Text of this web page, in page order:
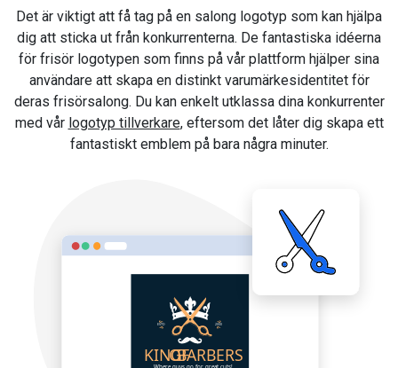
Det är viktigt att få tag på en salong logotyp som kan hjälpa
dig att sticka ut från konkurrenterna. De fantastiska idéerna
för frisör logotypen som finns på vår plattform hjälper sina
användare att skapa en distinkt varumärkesidentitet för
deras frisörsalong. Du kan enkelt utklassa dina konkurrenter
med vår logotyp tillverkare, eftersom det låter dig skapa ett
fantastiskt emblem på bara några minuter.